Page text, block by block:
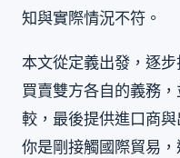
知與實際情況不符。
本文從定義出發，逐
買賣雙方各自的義務
較，最後提供進口商
你是剛接觸國際貿易